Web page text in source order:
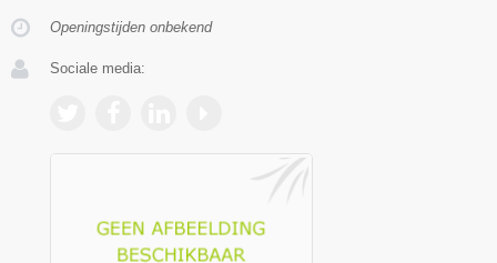
Openingstijden onbekend
Sociale media: